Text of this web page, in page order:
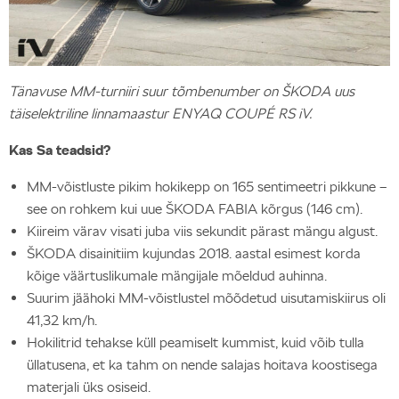
Tänavuse MM-turniiri suur tõmbenumber on ŠKODA uus
täiselektriline linnamaastur ENYAQ COUPÉ RS iV.
Kas Sa teadsid?
MM-võistluste pikim hokikepp on 165 sentimeetri pikkune –
see on rohkem kui uue ŠKODA FABIA kõrgus (146 cm).
Kiireim värav visati juba viis sekundit pärast mängu algust.
ŠKODA disainitiim kujundas 2018. aastal esimest korda
kõige väärtuslikumale mängijale mõeldud auhinna.
Suurim jäähoki MM-võistlustel mõõdetud uisutamiskiirus oli
41,32 km/h.
Hokilitrid tehakse küll peamiselt kummist, kuid võib tulla
üllatusena, et ka tahm on nende salajas hoitava koostisega
materjali üks osiseid.